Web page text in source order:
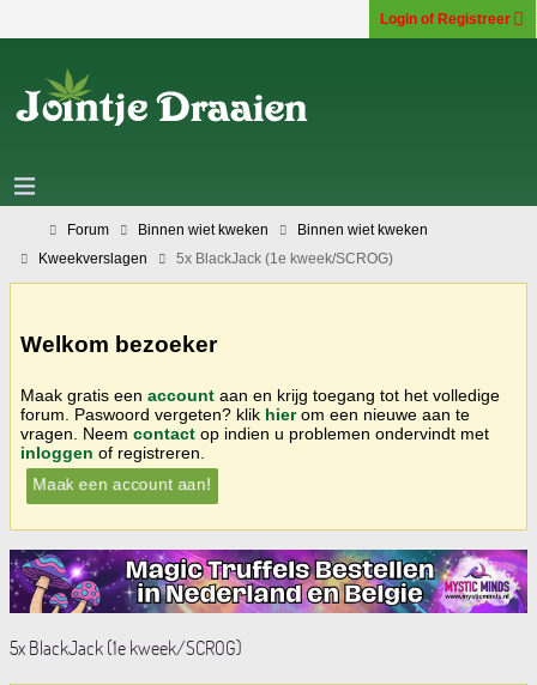
Login of Registreer
Forum Binnen wiet kweken
Binnen wiet kweken
Kweekverslagen
5x BlackJack (1e kweek/SCROG)
Welkom bezoeker
Maak gratis een account aan en krijg toegang tot het volledige
forum. Paswoord vergeten? klik hierom een nieuwe aan te
vragen. Neem contact op indien u problemen ondervindt met
inloggen of registreren.
Maak een account aan!
5x BlackJack (1e kweek/SCROG)